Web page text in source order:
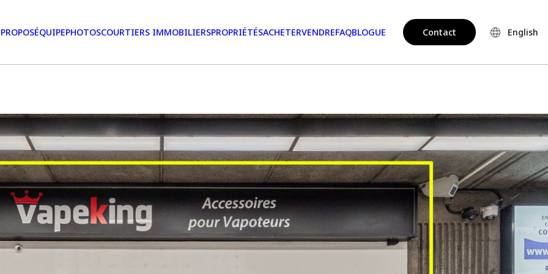
ÉQUIPEPHOTOSCOURTIERS IMMOBILIERSPROPRIÉTÉSACHETERVENDREFAQBLOGUE Contact English